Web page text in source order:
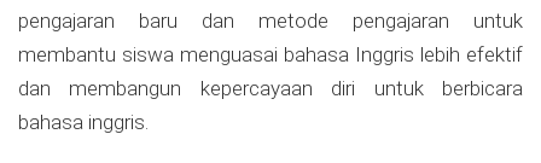
pengajaran baru dan metode pengajaran untuk
membantu siswa menguasai bahasa Inggris lebih efektif
dan membangun kepercayaan diri untuk berbicara
bahasa inggris.